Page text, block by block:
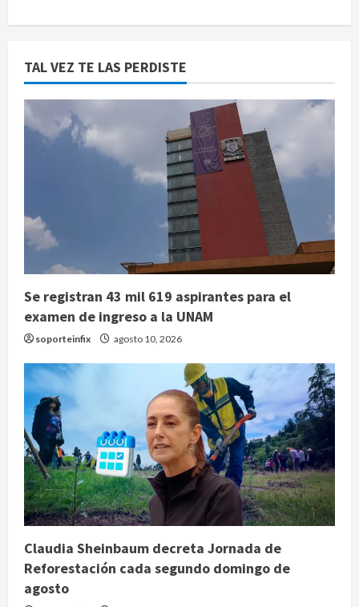
TAL VEZ TE LAS PERDISTE
Se registran 43 mil 619 aspirantes para el
examen de ingreso a la UNAM
soporteinfix agosto 10, 2026
Claudia Sheinbaum decreta Jornada de
Reforestación cada segundo domingo de
agosto